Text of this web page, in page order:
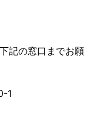
記の窓口までお願
1